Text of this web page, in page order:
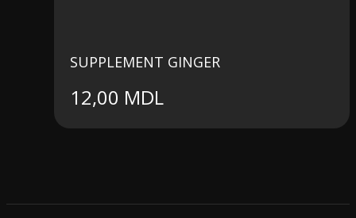
SUPPLEMENT GINGER
12,00 MDL